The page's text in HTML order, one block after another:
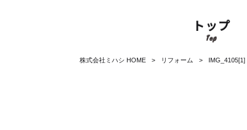
トップ
Top
株式会社ミハシ HOME > リフォーム > IMG_4105[1]